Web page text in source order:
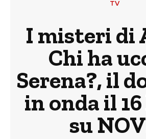
TV
I misteri di
Chi ha
Serena?, il
in onda il
su